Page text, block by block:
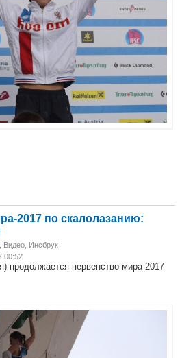
2017 по скалолазанию:
Видео Инсбрук
00:52
продолжается первенство мира-2017